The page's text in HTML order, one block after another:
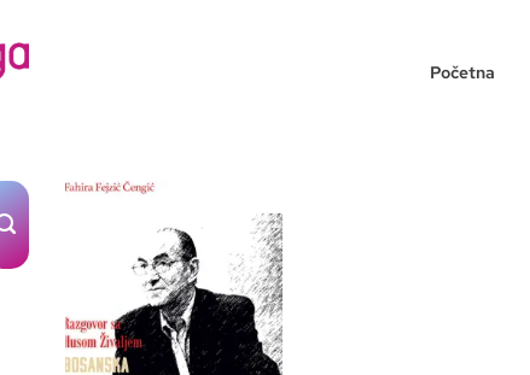
Početna